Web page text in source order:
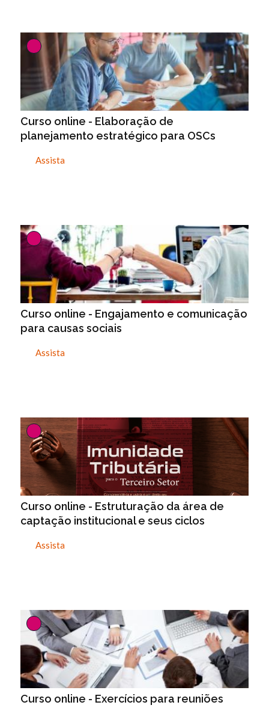
Curso online - Elaboração de
planejamento estratégico para OSCs
Assista
Curso online - Engajamento e comunicação
para causas sociais
Assista
Curso online - Estruturação da área de
captação institucional e seus ciclos
Assista
Curso online - Exercícios para reuniões